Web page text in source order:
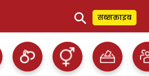
⚲ सब्सक्राइब